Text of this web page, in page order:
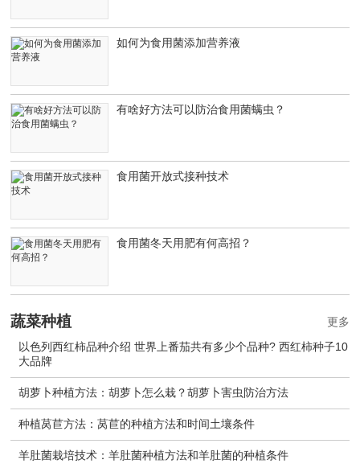
如何为食用菌添加营养液
有啥好方法可以防治食用菌螨虫？
食用菌开放式接种技术
食用菌冬天用肥有何高招？
蔬菜种植
以色列西红柿品种介绍 世界上番茄共有多少个品种? 西红柿种子10
大品牌
胡萝卜种植方法：胡萝卜怎么栽？胡萝卜害虫防治方法
种植莴苣方法：莴苣的种植方法和时间土壤条件
羊肚菌栽培技术：羊肚菌种植方法和羊肚菌的种植条件
更多